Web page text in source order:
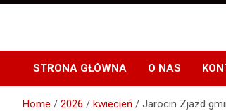
Jarocin112
STRONA GŁÓWNA O NAS
Home 2026 kwiecień Jarocin Zjazd